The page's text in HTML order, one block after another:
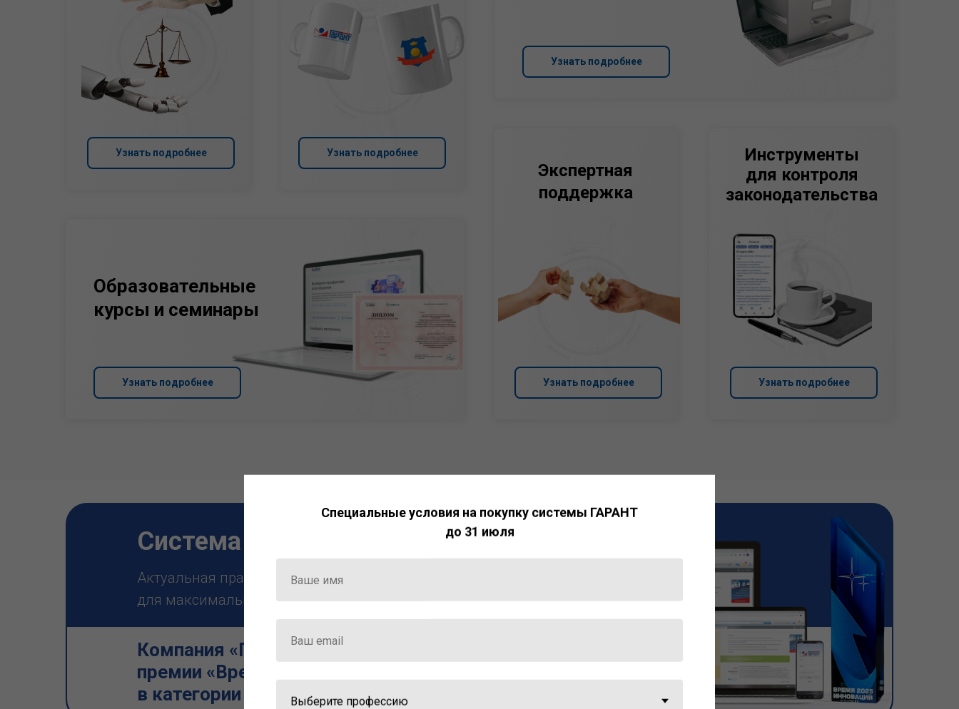
Узнать подробнее
Узнать подробнее
Экспертная
поддержка
Узнать подробнее
Инструменты
для контроля
законодательства
Узнать подробнее
Узнать подробнее
Образовательные
курсы и семинары
Узнать подробнее
Компания «Гарант» стала победителем
премии «Время инноваций — 2025»
в категории «Искусственный интеллект»
Система ГАРАНТ
Актуальная правовая информация и инструменты
для максимально эффективной работы с ней.
Специальные условия на покупку системы ГАРАНТ
до 31 июля